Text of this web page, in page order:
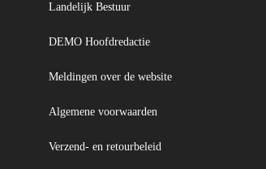
Landelijk Bestuur
DEMO Hoofdredactie
Meldingen over de website
Algemene voorwaarden
Verzend- en retourbeleid